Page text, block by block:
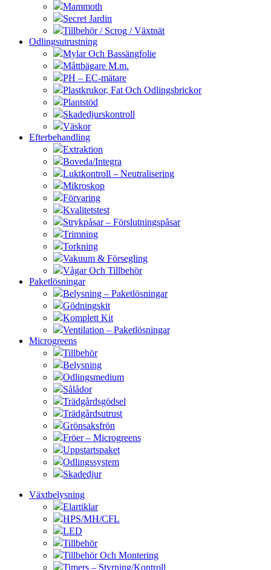
Mammoth
Secret Jardin
Tillbehör / Scrog / Växtnät
Odlingsutrustning
Mylar Och Bassängfolie
Måttbägare M.m.
PH – EC-mätare
Plastkrukor, Fat Och Odlingsbrickor
Plantstöd
Skadedjurskontroll
Väskor
Efterbehandling
Extraktion
Boveda/Integra
Luktkontroll – Neutralisering
Mikroskop
Förvaring
Kvalitetstest
Strykpåsar – Förslutningspåsar
Trimning
Torkning
Vakuum & Försegling
Vågar Och Tillbehör
Paketlösningar
Belysning – Paketlösningar
Gödningskit
Komplett Kit
Ventilation – Paketlösningar
Microgreens
Tillbehör
Belysning
Odlingsmedium
Sålådor
Trädgårdsgödsel
Trädgårdsutrust
Grönsaksfrön
Fröer – Microgreens
Uppstartspaket
Odlingssystem
Skadedjur
Växtbelysning
Elartiklar
HPS/MH/CFL
LED
Tillbehör
Tillbehör Och Montering
Timers – Styrning/Kontroll